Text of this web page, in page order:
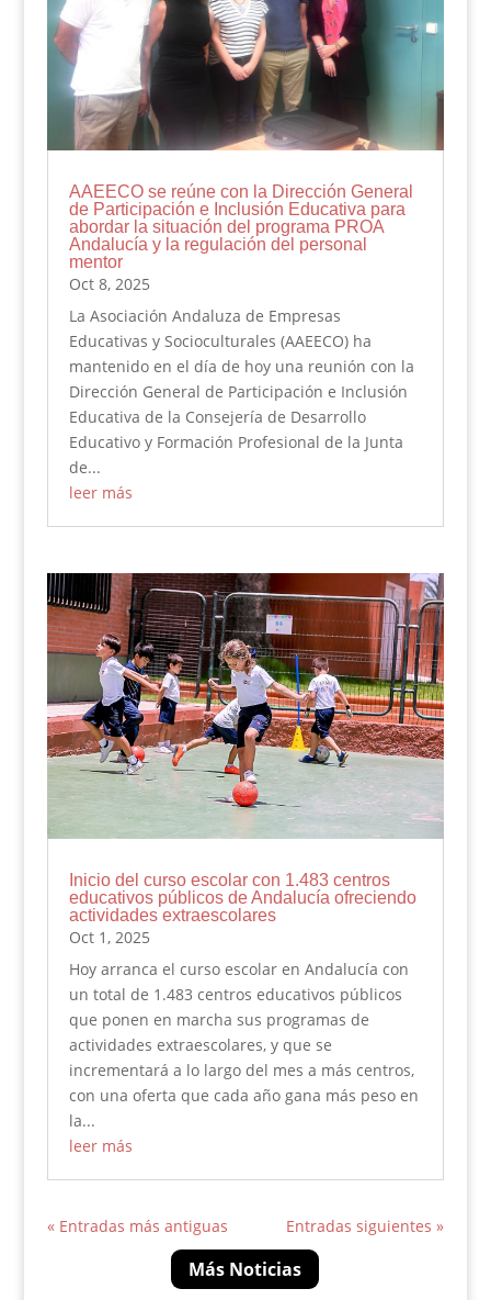
AAEECO se reúne con la Dirección General
de Participación e Inclusión Educativa para
abordar la situación del programa PROA
Andalucía y la regulación del personal
mentor
Oct 8, 2025
La Asociación Andaluza de Empresas
Educativas y Socioculturales (AAEECO) ha
mantenido en el día de hoy una reunión con la
Dirección General de Participación e Inclusión
Educativa de la Consejería de Desarrollo
Educativo y Formación Profesional de la Junta
de...
leer más
Inicio del curso escolar con 1.483 centros
educativos públicos de Andalucía ofreciendo
actividades extraescolares
Oct 1, 2025
Hoy arranca el curso escolar en Andalucía con
un total de 1.483 centros educativos públicos
que ponen en marcha sus programas de
actividades extraescolares, y que se
incrementará a lo largo del mes a más centros,
con una oferta que cada año gana más peso en
la...
leer más
« Entradas más antiguas Entradas siguientes »
Más Noticias